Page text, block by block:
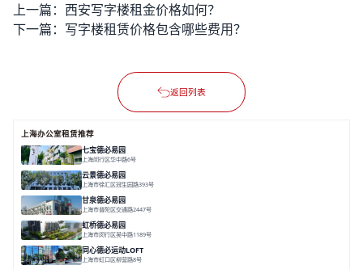
上一篇： 西安写字楼租金价格如何？
下一篇： 写字楼租赁价格包含哪些费用？
返回列表
上海办公室租赁推荐
七宝德必易园
上海闵行区华中路6号
云景德必易园
上海市徐汇区冠生园路393号
甘泉德必易园
上海市普陀区交通路2447号
虹桥德必易园
上海市闵行区吴中路1189号
同心德必运动LOFT
上海市虹口区柳营路8号